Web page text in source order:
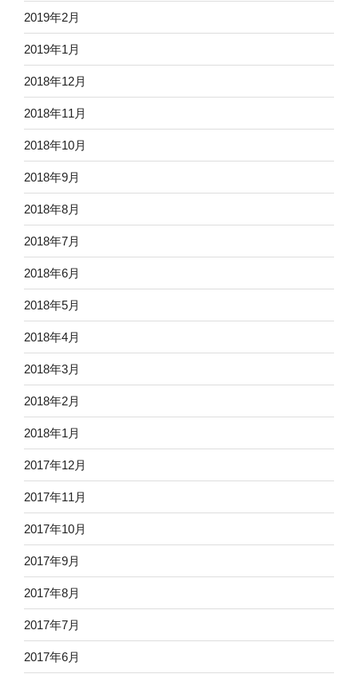
2019年2月
2019年1月
2018年12月
2018年11月
2018年10月
2018年9月
2018年8月
2018年7月
2018年6月
2018年5月
2018年4月
2018年3月
2018年2月
2018年1月
2017年12月
2017年11月
2017年10月
2017年9月
2017年8月
2017年7月
2017年6月